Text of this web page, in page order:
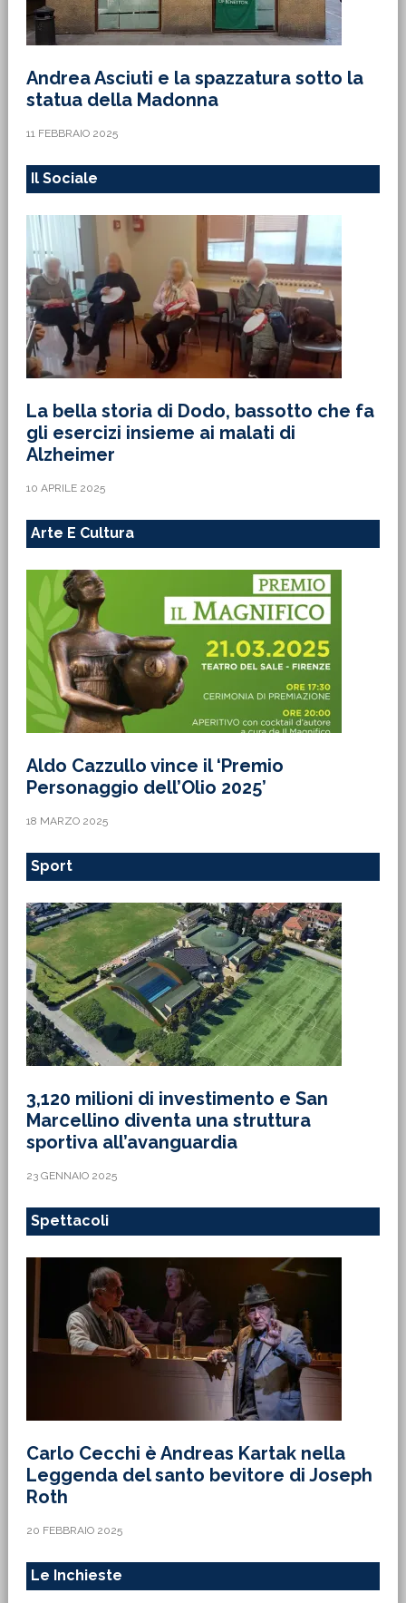
Andrea Asciuti e la spazzatura sotto la
statua della Madonna
11 FEBBRAIO 2025
Il Sociale
La bella storia di Dodo, bassotto che fa
gli esercizi insieme ai malati di
Alzheimer
10 APRILE 2025
Arte E Cultura
Aldo Cazzullo vince il ‘Premio
Personaggio dell’Olio 2025’
18 MARZO 2025
Sport
3,120 milioni di investimento e San
Marcellino diventa una struttura
sportiva all’avanguardia
23 GENNAIO 2025
Spettacoli
Carlo Cecchi è Andreas Kartak nella
Leggenda del santo bevitore di Joseph
Roth
20 FEBBRAIO 2025
Le Inchieste